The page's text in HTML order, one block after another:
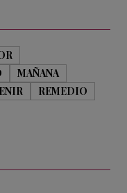
MAÑANA
REMEDIO